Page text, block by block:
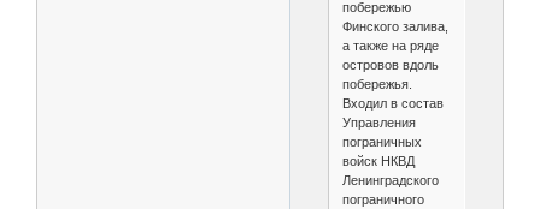
побережью
Финского залива,
а также на ряде
островов вдоль
побережья.
Входил в состав
Управления
пограничных
войск НКВД
Ленинградского
пограничного